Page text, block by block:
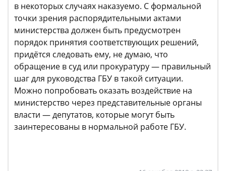
в некоторых случаях наказуемо. С формальной
точки зрения распорядительными актами
министерства должен быть предусмотрен
порядок принятия соответствующих решений,
придётся следовать ему, не думаю, что
обращение в суд или прокуратуру — правильный
шаг для руководства ГБУ в такой ситуации.
Можно попробовать оказать воздействие на
министерство через представительные органы
власти — депутатов, которые могут быть
заинтересованы в нормальной работе ГБУ.